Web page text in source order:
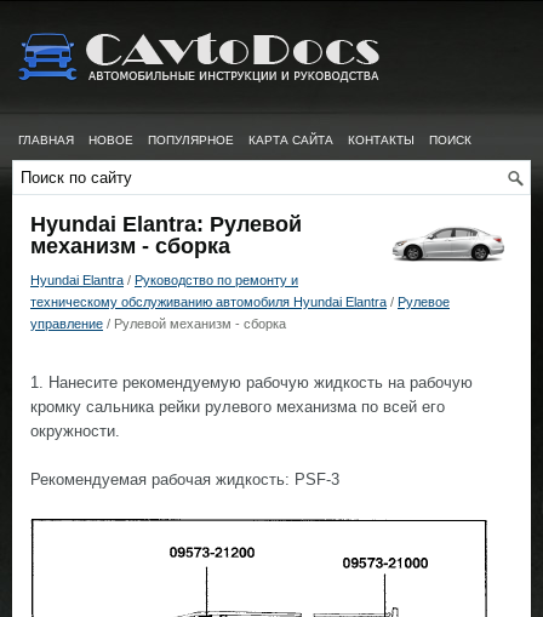
ГЛАВНАЯ НОВОЕ ПОПУЛЯРНОЕ КАРТА САЙТА КОНТАКТЫ ПОИСК
Hyundai Elantra: Рулевой
механизм - сборка
Hyundai Elantra / Руководство по ремонту и
техническому обслуживанию автомобиля Hyundai Elantra / Рулевое
управление / Рулевой механизм - сборка
1. Нанесите рекомендуемую рабочую жидкость на рабочую
кромку сальника рейки рулевого механизма по всей его
окружности.
Рекомендуемая рабочая жидкость: PSF-3